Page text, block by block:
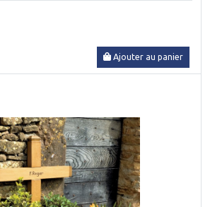
Ajouter au panier